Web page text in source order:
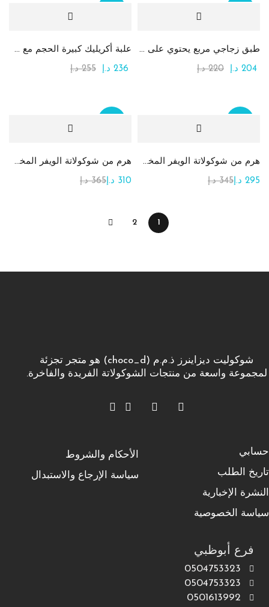
طبق زجاجي مربع يحتوي على تشكيلة من الشوكولاتة
220 د.إ 204 د.إ
علبة أكريليك كبيرة الحجم مع شوكولاتة
255 د.إ 236 د.إ
هرم من شوكولاتة الويفر المخصصة
345 د.إ 295 د.إ
هرم من شوكولاتة الويفر المخصصة
365 د.إ 310 د.إ
1
2
شوكوليت ديزاينرز ذ.م.م (choco_d) هو متجر تجزئة
لمجموعة واسعة من منتجات الشوكولاتة الفريدة والفاخرة.
حسابي
تاريخ الطلب
النشرة الإخبارية
سياسة الخصوصية
الأحكام والشروط
سياسة الإرجاع والاستبدال
فرع أبوظبي
0504753323
0504753323
0501613992